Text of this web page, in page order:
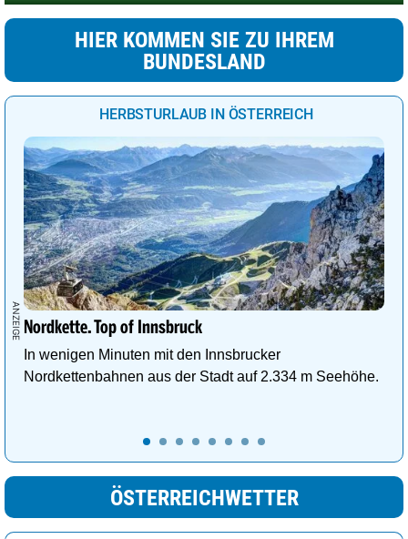
HIER KOMMEN SIE ZU IHREM
BUNDESLAND
HERBSTURLAUB IN ÖSTERREICH
Nordkette. Top of Innsbruck
In wenigen Minuten mit den Innsbrucker
Nordkettenbahnen aus der Stadt auf 2.334 m Seehöhe.
ÖSTERREICHWETTER